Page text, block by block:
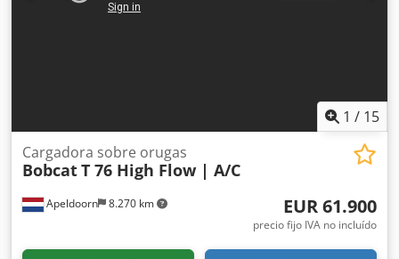
Acoplamiento rápido hidráulico - Luz de señalización - Dos
1 / 15
Apeldoorn 8.270 km
Cargadora sobre orugas
BobcatT 76 High Flow | A/C
EUR 61.900
precio fijo IVA no incluído